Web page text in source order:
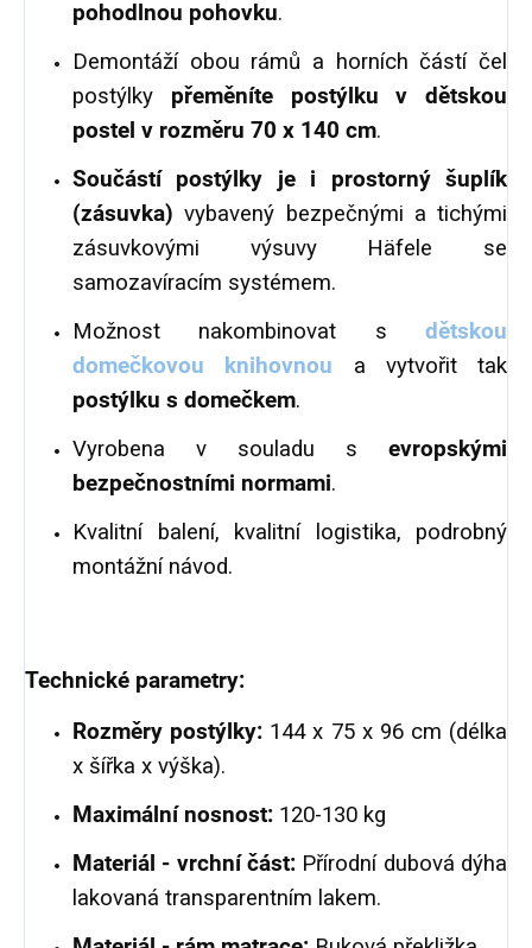
pohodlnou pohovku.
Demontáží obou rámů a horních částí čel
postýlky přeměníte postýlku v dětskou
postel v rozměru 70 x 140 cm.
Součástí postýlky je i prostorný šuplík
(zásuvka)vybavený bezpečnými a tichými
zásuvkovými výsuvy Häfele se
samozavíracím systémem.
Možnost nakombinovat s dětskou
domečkovou knihovnou
a vytvořit tak
postýlku s domečkem.
Vyrobena v souladu s evropskými
bezpečnostními normami.
Kvalitní balení, kvalitní logistika, podrobný
montážní návod.
Technické parametry:
Rozměry postýlky: 144 x 75 x 96 cm (délka
x šířka x výška).
Maximální nosnost: 120-130 kg
Materiál - vrchní část: Přírodní dubová dýha
lakovaná transparentním lakem.